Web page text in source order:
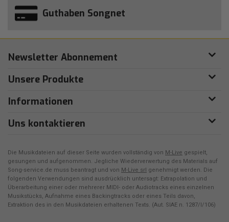
Guthaben Songnet
Newsletter Abonnement
Unsere Produkte
Informationen
Uns kontaktieren
Die Musikdateien auf dieser Seite wurden vollständig von M-Live gespielt,
gesungen und aufgenommen. Jegliche Wiederverwertung des Materials auf
Song-service.de muss beantragt und von M-Live srl genehmigt werden. Die
folgenden Verwendungen sind ausdrücklich untersagt: Extrapolation und
Überarbeitung einer oder mehrerer MIDI- oder Audiotracks eines einzelnen
Musikstücks, Aufnahme eines Backingtracks oder eines Teils davon,
Extraktion des in den Musikdateien erhaltenen Texts. (Aut. SIAE n. 1287/I/106)